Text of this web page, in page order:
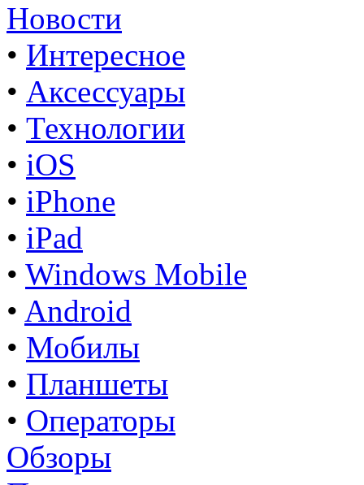
Новости
• Интересное
• Аксессуары
• Технологии
• iOS
• iPhone
• iPad
• Windows Mobile
• Android
• Мобилы
• Планшеты
• Операторы
Обзоры